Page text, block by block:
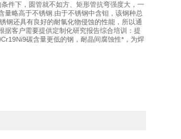
件下，圆管就不如方、矩形管抗弯强度大，一
略高于不锈钢.由于不锈钢中含钼，该钢种总
钢还具有良好的耐氯化物侵蚀的性能，所以通
客户需要提供定制化研究报告综合培训：提
碳含量更低的钢，耐晶间腐蚀性*，为焊